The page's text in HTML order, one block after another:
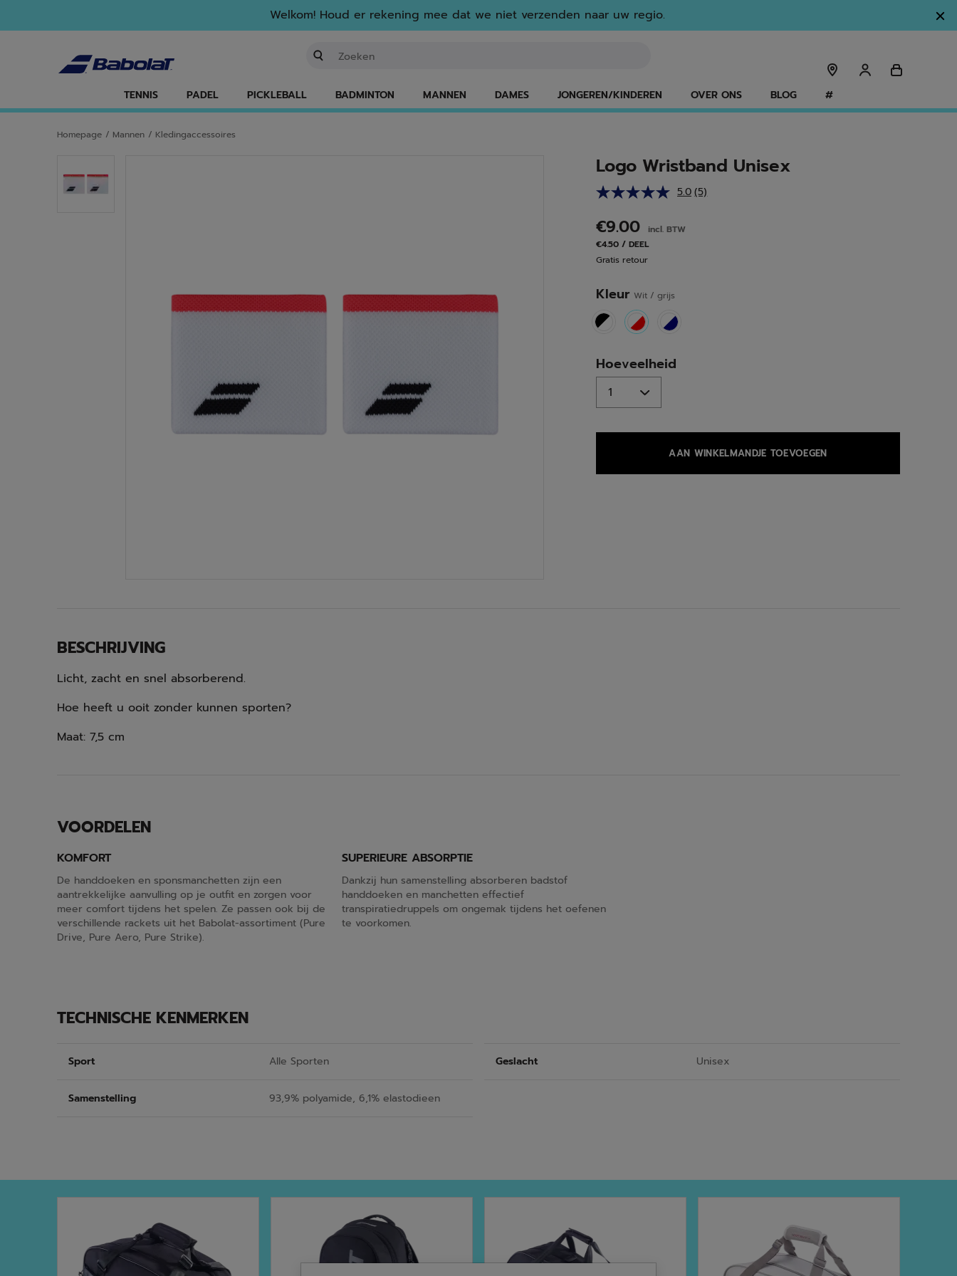
Welkom! Houd er rekening mee dat we niet verzenden naar uw regio.
TENNIS PADEL PICKLEBALL BADMINTON MANNEN DAMES JONGEREN/KINDEREN OVER ONS BLOG #
Homepage / Mannen / Kledingaccessoires
Logo Wristband Unisex
5.0 Lees
(5)
€9.00
incl. BTW
€4.50 / DEEL
Gratis retour
Kleur Wit / grijs
selected
Hoeveelheid
AAN WINKELMANDJE TOEVOEGEN
BESCHRIJVING
Licht, zacht en snel absorberend.
Hoe heeft u ooit zonder kunnen sporten?
Maat: 7,5 cm
VOORDELEN
KOMFORT
De handdoeken en sponsmanchetten zijn een
aantrekkelijke aanvulling op je outfit en zorgen voor
meer comfort tijdens het spelen. Ze passen ook bij de
verschillende rackets uit het Babolat-assortiment (Pure
Drive, Pure Aero, Pure Strike).
SUPERIEURE ABSORPTIE
Dankzij hun samenstelling absorberen badstof
handdoeken en manchetten effectief
transpiratiedruppels om ongemak tijdens het oefenen
te voorkomen.
TECHNISCHE KENMERKEN
Sport Alle Sporten Geslacht Unisex
Samenstelling 93,9% polyamide, 6,1% elastodieen